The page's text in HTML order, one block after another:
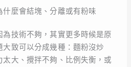
什麼會結塊、分離或有粉味
技術不夠，其實更多時候是原
大致可以分成幾種：麵粉沒炒
大、攪拌不夠、比例失衡，或